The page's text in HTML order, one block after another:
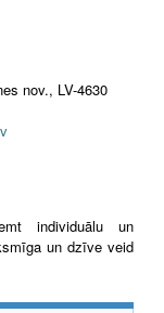
nov., LV-4630
individuālu un
un dzīve veid